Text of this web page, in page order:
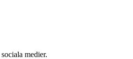
medier.